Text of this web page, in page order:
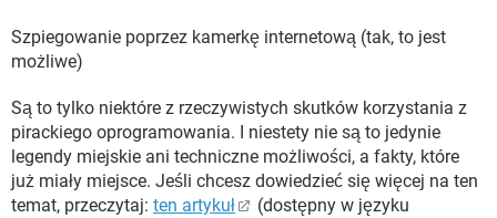
Szpiegowanie poprzez kamerkę internetową (tak, to jest
możliwe)
Są to tylko niektóre z rzeczywistych skutków korzystania z
pirackiego oprogramowania. I niestety nie są to jedynie
legendy miejskie ani techniczne możliwości, a fakty, które
już miały miejsce. Jeśli chcesz dowiedzieć się więcej na ten
temat, przeczytaj: ten artykuł
(dostępny w języku